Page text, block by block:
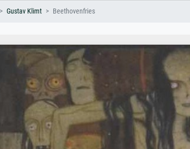
Gustav Klimt Beethovenfries